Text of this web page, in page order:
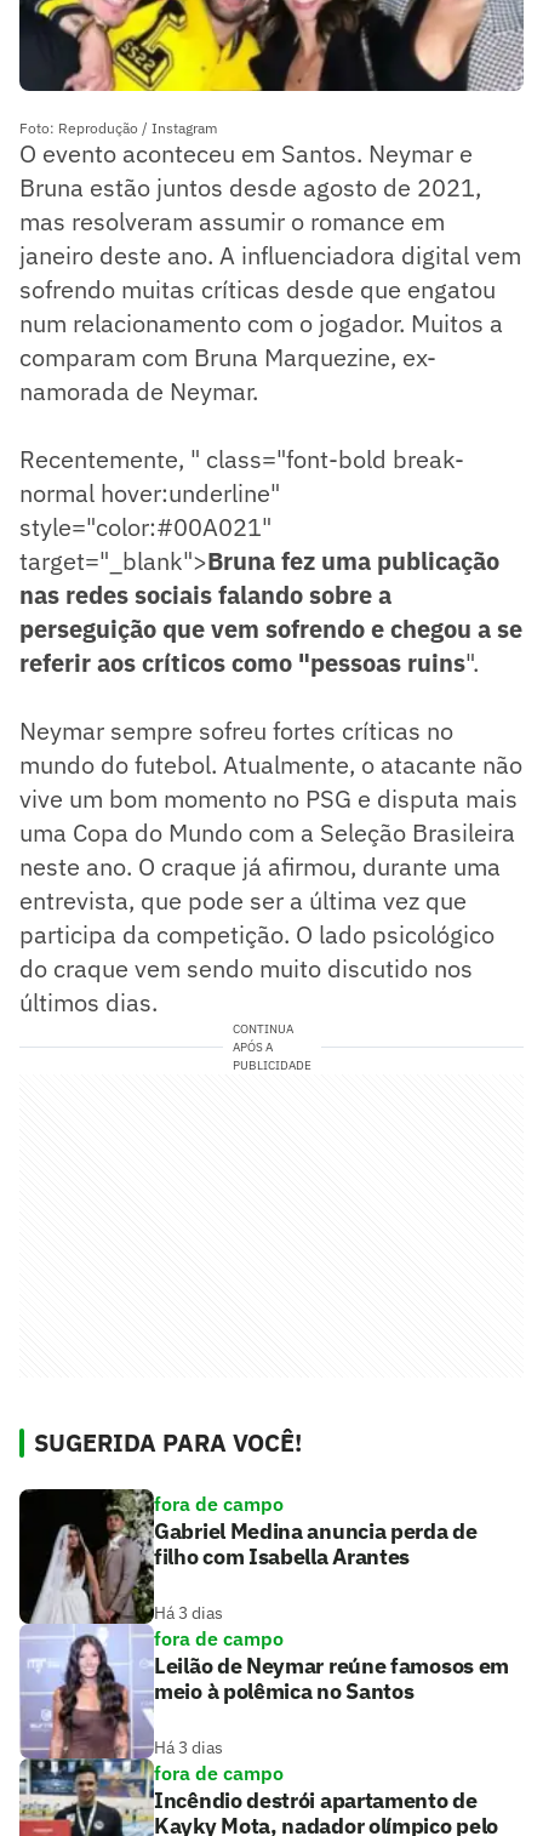
Foto: Reprodução / Instagram
O evento aconteceu em Santos. Neymar e
Bruna estão juntos desde agosto de 2021,
mas resolveram assumir o romance em
janeiro deste ano. A influenciadora digital vem
sofrendo muitas críticas desde que engatou
num relacionamento com o jogador. Muitos a
comparam com Bruna Marquezine, ex-
namorada de Neymar.
Recentemente, " class="font-bold break-
normal hover:underline"
style="color:#00A021"
target="_blank">Bruna fez uma publicação
nas redes sociais falando sobre a
perseguição que vem sofrendo e chegou a se
referir aos críticos como "pessoas ruins".
Neymar sempre sofreu fortes críticas no
mundo do futebol. Atualmente, o atacante não
vive um bom momento no PSG e disputa mais
uma Copa do Mundo com a Seleção Brasileira
neste ano. O craque já afirmou, durante uma
entrevista, que pode ser a última vez que
participa da competição. O lado psicológico
do craque vem sendo muito discutido nos
últimos dias.
CONTINUA
APÓS A
PUBLICIDADE
SUGERIDA PARA VOCÊ!
fora de campo
Gabriel Medina anuncia perda de
filho com Isabella Arantes
Há 3 dias
fora de campo
Leilão de Neymar reúne famosos em
meio à polêmica no Santos
Há 3 dias
fora de campo
Incêndio destrói apartamento de
Kayky Mota, nadador olímpico pelo